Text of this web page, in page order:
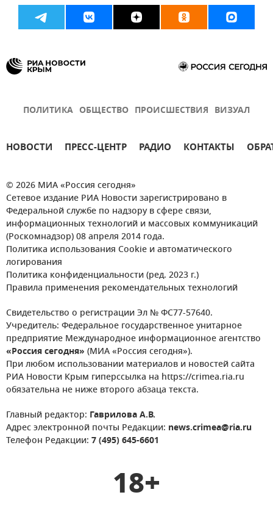
ПОЛИТИКА ОБЩЕСТВО ПРОИСШЕСТВИЯ ВИЗУАЛ
НОВОСТИ ПРЕСС-ЦЕНТР РАДИО КОНТАКТЫ
© 2026 МИА «Россия сегодня»
Сетевое издание РИА Новости зарегистрировано в
Федеральной службе по надзору в сфере связи,
информационных технологий и массовых коммуникаций
(Роскомнадзор) 08 апреля 2014 года.
Политика использования Cookie и автоматического
логирования
Политика конфиденциальности (ред. 2023 г.)
Правила применения рекомендательных технологий
Свидетельство о регистрации Эл № ФС77-57640.
Учредитель: Федеральное государственное унитарное
предприятие Международное информационное агентство
«Россия сегодня» (МИА «Россия сегодня»).
При любом использовании материалов и новостей сайта
РИА Новости Крым гиперссылка на https://crimea.ria.ru
обязательна не ниже второго абзаца текста.
Главный редактор: Гаврилова А.В.
Адрес электронной почты Редакции: news.crimea@ria.ru
Телефон Редакции: 7 (495) 645-6601
18+